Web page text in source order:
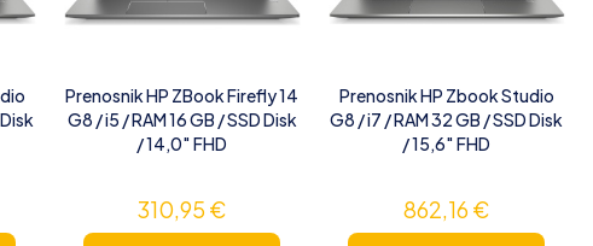
Prenosnik HP ZBook Firefly 14
G8 / i5 / RAM 16 GB / SSD Disk
/ 14,0″ FHD
310,95 €
Prenosnik HP Zbook Studio
G8 / i7 / RAM 32 GB / SSD Disk
/ 15,6″ FHD
862,16€